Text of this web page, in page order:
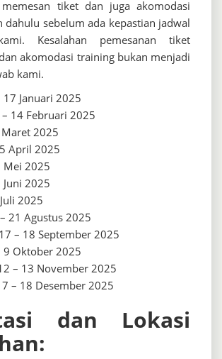
tiket dan juga akomodasi
dahulu sebelum ada kepastian jadwal
Kesalahan pemesanan tiket
akomodasi training bukan menjadi
kami.
17 Januari 2025
14 Februari 2025
2025
April 2025
Mei 2025
Juni 2025
2025
21 Agustus 2025
– 18 September 2025
9 Oktober 2025
– 13 November 2025
– 18 Desember 2025
dan Lokasi